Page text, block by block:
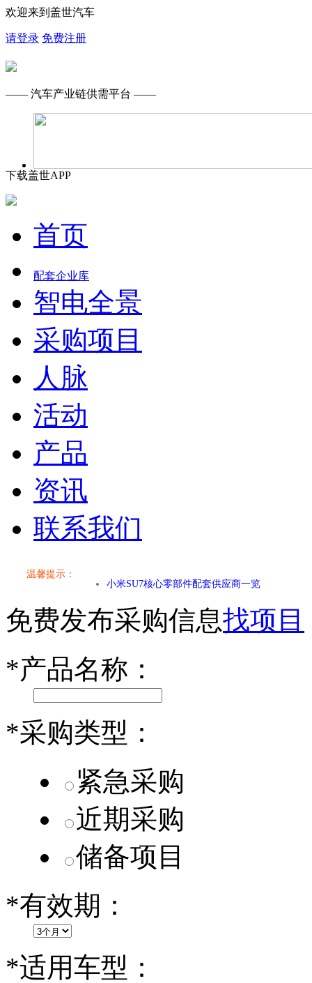
欢迎来到盖世汽车
请登录 免费注册
—— 汽车产业链供需平台 ——
下载盖世APP
首页
配套企业库
智电全景
采购项目
人脉
活动
产品
资讯
联系我们
温馨提示：
乐道L60核心零部件配套供应商一览
第二代 AION V核心零部件配套供应商一览
乐道L60核心零部件配套供应商一览
免费发布采购信息找项目
*产品名称：
*采购类型：
紧急采购
近期采购
储备项目
*有效期：
*适用车型：